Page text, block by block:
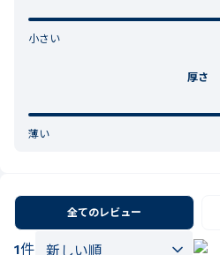
小さい
厚さ
薄い
全てのレビュー
1件